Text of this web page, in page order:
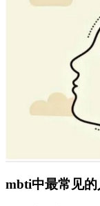
mbti中最常见